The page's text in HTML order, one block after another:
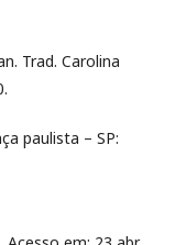
Trad. Carolina
paulista – SP: